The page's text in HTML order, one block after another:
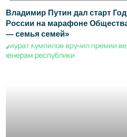
Владимир Путин дал старт
России на марафоне
— семья семей»